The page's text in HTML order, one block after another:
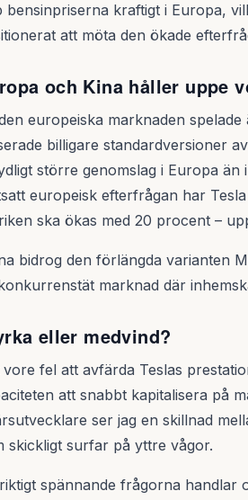
bensinpriserna kraftigt i Europa,
att möta den ökade
och Kina håller uppe
europeiska marknaden
billigare standardversioner
större genomslag i Europa
europeisk efterfrågan har
ska ökas med 20 procent –
bidrog den förlängda varianten
marknad där
eller medvind?
vore fel att avfärda Teslas
att snabbt kapitalisera på
ser jag en skillnad
skickligt surfar på yttre vågor.
spännande frågorna handlar